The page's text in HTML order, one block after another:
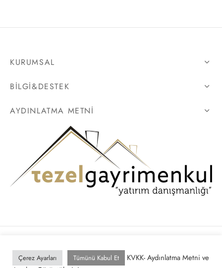
KURUMSAL
BILGI&DESTEK
AYDINLATMA METNI
Gizlilik Politikası
Çerez Ayarları Tümünü Kabul Et
KVKK- Aydınlatma Metni ve